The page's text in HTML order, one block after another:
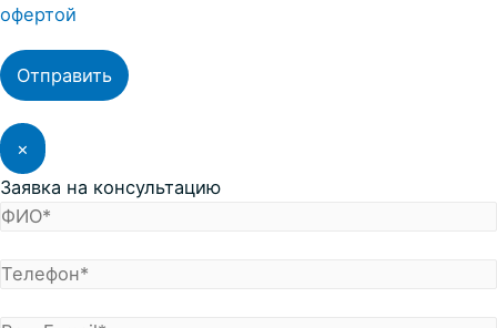
офертой
×
Заявка на консультацию